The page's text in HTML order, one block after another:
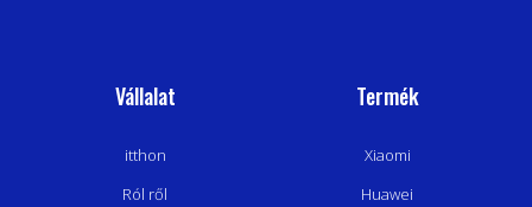
Vállalat
itthon
Ról ről
Termék
Xiaomi
Huawei